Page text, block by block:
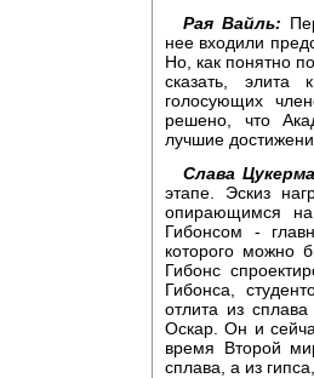
Рая Вайль:
нее входили
Но, как понятно
сказать, элита
голосующих
решено, что
лучшие
Слава
этапе. Эскиз
опирающимся на
Гибонсом -
которого можно
Гибонс
Гибонса,
отлита из
Оскар. Он и
время Второй
сплава, а из